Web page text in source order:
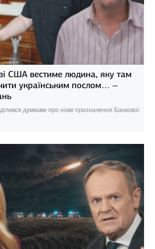
США вестиме людина, яку там
українським послом… –
думками про нове призначення Банкової